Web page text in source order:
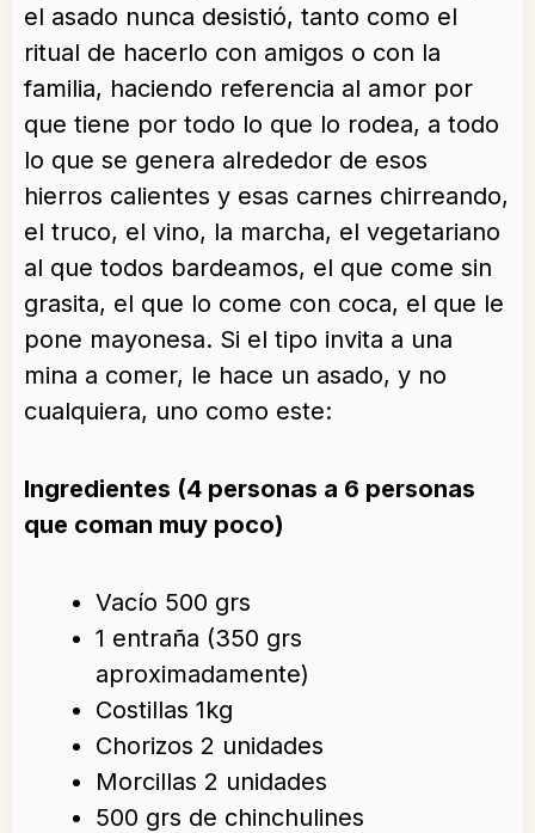
el asado nunca desistió, tanto como el
ritual de hacerlo con amigos o con la
familia, haciendo referencia al amor por
que tiene por todo lo que lo rodea, a todo
lo que se genera alrededor de esos
hierros calientes y esas carnes chirreando,
el truco, el vino, la marcha, el vegetariano
al que todos bardeamos, el que come sin
grasita, el que lo come con coca, el que le
pone mayonesa. Si el tipo invita a una
mina a comer, le hace un asado, y no
cualquiera, uno como este:
Ingredientes (4 personas a 6 personas
que coman muy poco)
Vacío 500 grs
1 entraña (350 grs
aproximadamente)
Costillas 1kg
Chorizos 2 unidades
Morcillas 2 unidades
500 grs de chinchulines